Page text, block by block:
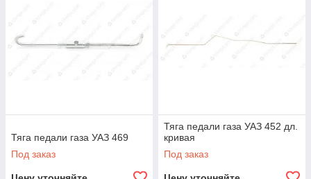
Тяга педали газа УАЗ 469
Под заказ
Тяга педали газа УАЗ 452 дл.
кривая
Под заказ